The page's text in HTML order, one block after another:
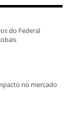
do Federal
no mercado